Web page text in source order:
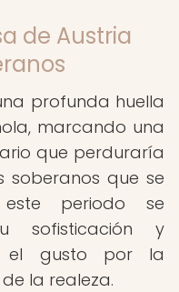
de Austria
profunda huella
marcando una
que perduraría
soberanos que se
este periodo se
sofisticación y
el gusto por la
la realeza.